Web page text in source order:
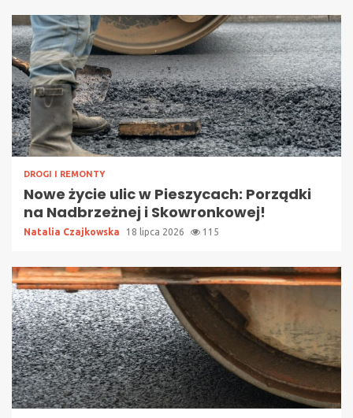
DROGI I REMONTY
Nowe życie ulic w Pieszycach: Porządki
na Nadbrzeżnej i Skowronkowej!
Natalia Czajkowska 18 lipca 2026 115